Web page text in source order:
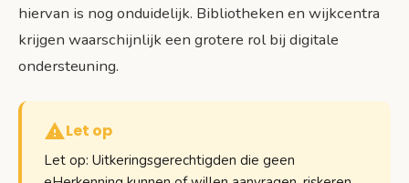
hiervan is nog onduidelijk. Bibliotheken en wijkcentra
krijgen waarschijnlijk een grotere rol bij digitale
ondersteuning.
Let op
Let op: Uitkeringsgerechtigden die geen